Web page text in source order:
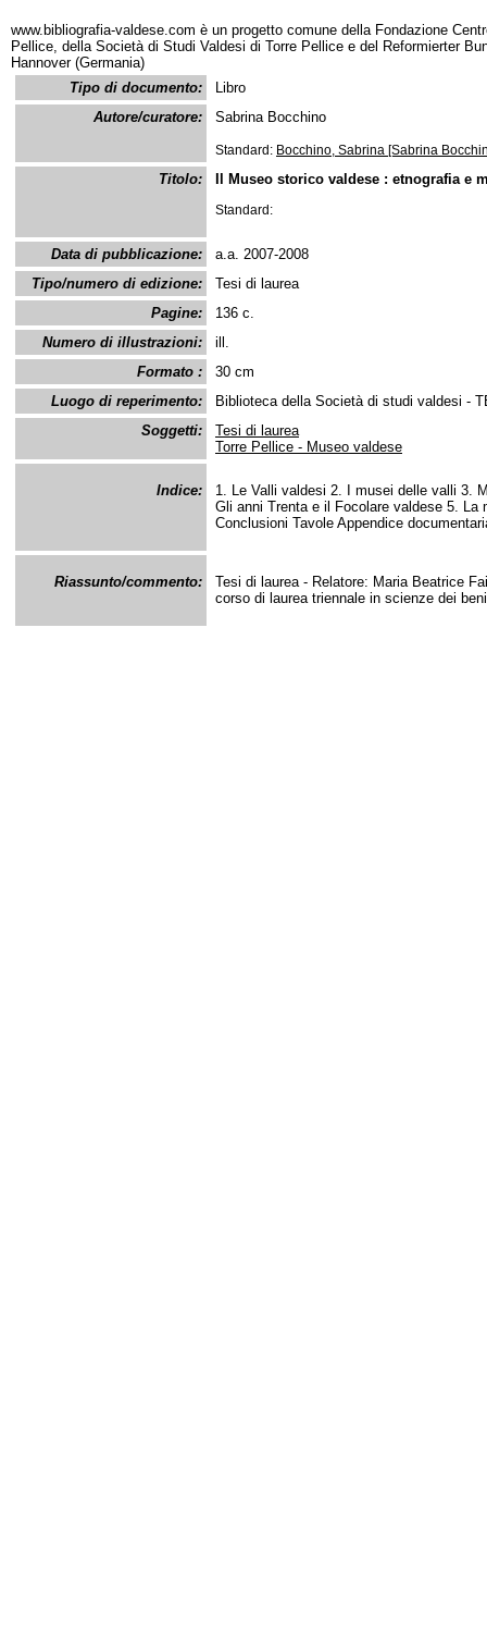
www.bibliografia-valdese.com è un progetto comune della Fondazione
Pellice, della Società di Studi Valdesi di Torre Pellice e del Reformierter
Hannover (Germania)
Tipo di documento:
Libro
Autore/curatore:
Sabrina Bocchino
Standard: Bocchino, Sabrina [Sabrina
Titolo: Il Museo storico valdese : etnografia e
Standard:
Data di pubblicazione:
a.a. 2007-2008
Tipo/numero di edizione:
Tesi di laurea
Pagine:
136 c.
Numero di illustrazioni:
ill.
Formato :
30 cm
Luogo di reperimento:
Biblioteca della Società di studi valdesi -
Soggetti:
Tesi di laurea
Torre Pellice - Museo valdese
Indice:
1. Le Valli valdesi 2. I musei delle valli 3.
Gli anni Trenta e il Focolare valdese 5. La
Conclusioni Tavole Appendice
Riassunto/commento:
Tesi di laurea - Relatore: Maria Beatrice
corso di laurea triennale in scienze dei